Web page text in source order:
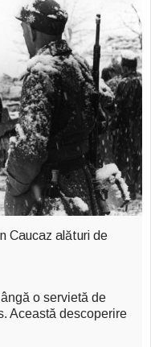
Caucaz alături de
o servietă de
Această descoperire